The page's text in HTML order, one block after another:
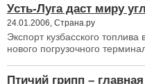
Усть-Луга даст миру
24.01.2006, Страна.ру
Экспорт кузбасского
нового погрузочного
Птичий грипп –